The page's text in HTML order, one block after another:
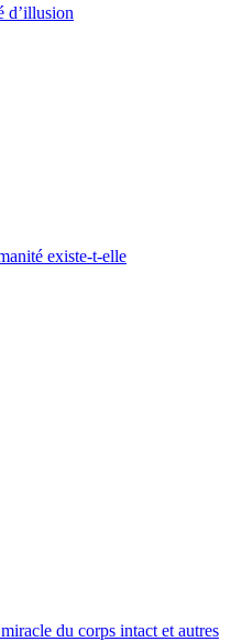
d’illusion
existe-t-elle
du corps intact et autres